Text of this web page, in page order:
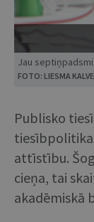
Jau
FOTO: LIESMA KALVE
Publisko
attīstību.
cieņa, tai
akadēmiskā